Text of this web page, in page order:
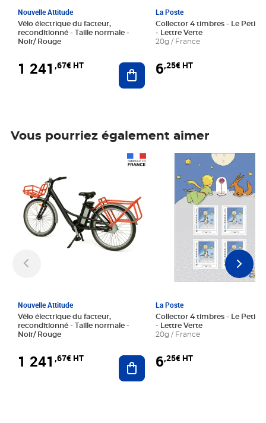
Nouvelle Attitude
Vélo électrique du facteur,
reconditionné - Taille normale -
Noir/ Rouge
1 241 ,67€ HT Ajouter au panier
La Poste
Collector 4 timbres - Le Petit
- Lettre Verte
20g / France
6,25€ HT
Vous pourriez également aimer
Nouvelle Attitude
Vélo électrique du facteur,
reconditionné - Taille normale -
Noir/ Rouge
1 241 ,67€ HT Ajouter au panier
La Poste
Collector 4 timbres - Le Petit
- Lettre Verte
20g / France
6,25€ HT
Prix 6,25€ HT